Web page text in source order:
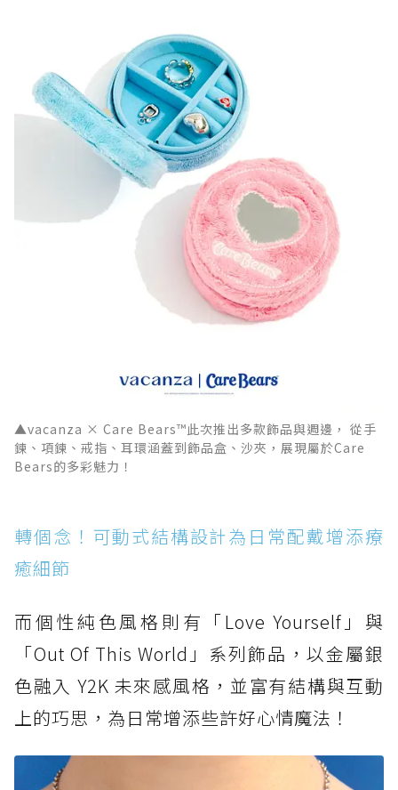
▲vacanza × Care Bears™此次推出多款飾品與週邊， 從手
鍊、項鍊、戒指、耳環涵蓋到飾品盒、沙夾，展現屬於Care
Bears的多彩魅力！
轉個念！可動式結構設計為日常配戴增添療
癒細節
而個性純色風格則有「Love Yourself」與
「Out Of This World」系列飾品，以金屬銀
色融入 Y2K 未來感風格，並富有結構與互動
上的巧思，為日常增添些許好心情魔法！